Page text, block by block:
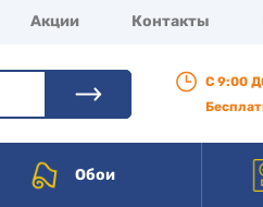
Акции Контакты
С 9:00
Обои